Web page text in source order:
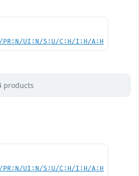
PR:N/UI:N/S:U/C:H/I:H/A:H
products
PR:N/UI:N/S:U/C:H/I:H/A:H